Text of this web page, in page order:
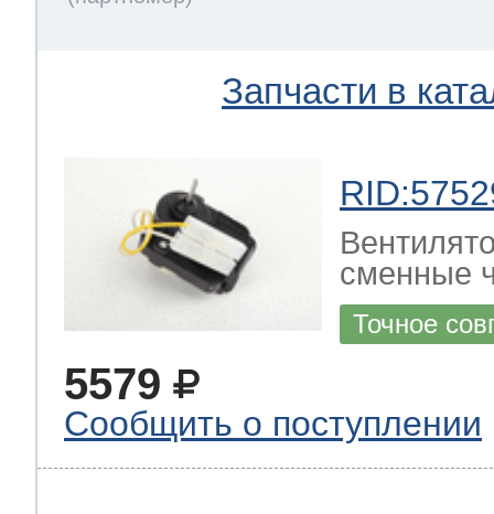
Запчасти в
сменные
Точное
5579
Сообщить о поступлении